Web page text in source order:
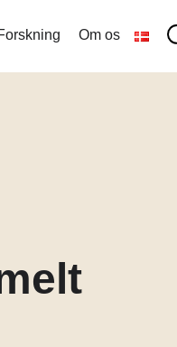
Om os
Søg